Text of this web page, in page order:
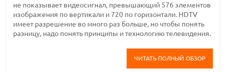
не показывает видеосигнал, превышающий 576 элементов
изображения по вертикали и 720 по горизонтали. HDTV
имеет разрешение во много раз больше, но чтобы понять
разницу, надо понять принципы и технологию телевидения.
ЧИТАТЬ ПОЛНЫЙ ОБЗОР